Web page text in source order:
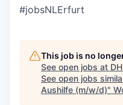
#jobsNLErfurt
This job is no
See open jobs at
See open jobs
Aushilfe (m/w/d)"